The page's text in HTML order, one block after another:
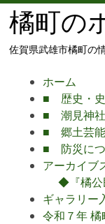
橘町の
佐賀県武雄市橘町の
ホーム
■ 歴史・
■ 潮見神社
■ 郷土芸
■ 防災に
アーカイ
◆『橘公
ギャラリー
令和７年